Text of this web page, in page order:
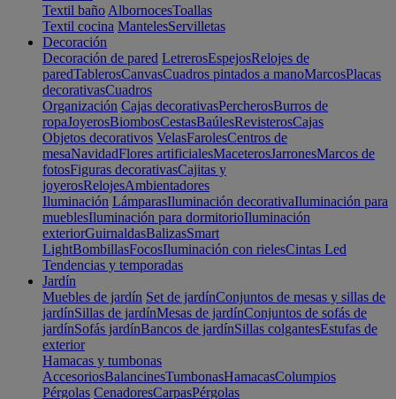
Textil baño AlbornocesToallas
Textil cocina MantelesServilletas
Decoración
Decoración de pared LetrerosEspejosRelojes de
paredTablerosCanvasCuadros pintados a manoMarcosPlacas
decorativasCuadros
Organización Cajas decorativasPercherosBurros de
ropaJoyerosBiombosCestasBaúlesRevisterosCajas
Objetos decorativos VelasFarolesCentros de
mesaNavidadFlores artificialesMaceterosJarronesMarcos de
fotosFiguras decorativasCajitas y
joyerosRelojesAmbientadores
Iluminación LámparasIluminación decorativaIluminación para
mueblesIluminación para dormitorioIluminación
exteriorGuirnaldasBalizasSmart
LightBombillasFocosIluminación con rielesCintas Led
Tendencias y temporadas
Jardín
Muebles de jardín Set de jardínConjuntos de mesas y sillas de
jardínSillas de jardínMesas de jardínConjuntos de sofás de
jardínSofás jardínBancos de jardínSillas colgantesEstufas de
exterior
Hamacas y tumbonas
AccesoriosBalancinesTumbonasHamacasColumpios
Pérgolas CenadoresCarpasPérgolas